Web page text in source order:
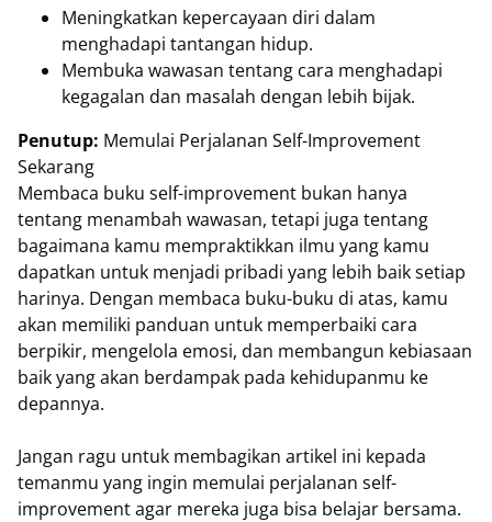
Meningkatkan kepercayaan diri dalam
menghadapi tantangan hidup.
Membuka wawasan tentang cara menghadapi
kegagalan dan masalah dengan lebih bijak.
Penutup: Memulai Perjalanan Self-Improvement
Sekarang
Membaca buku self-improvement bukan hanya
tentang menambah wawasan, tetapi juga tentang
bagaimana kamu mempraktikkan ilmu yang kamu
dapatkan untuk menjadi pribadi yang lebih baik setiap
harinya. Dengan membaca buku-buku di atas, kamu
akan memiliki panduan untuk memperbaiki cara
berpikir, mengelola emosi, dan membangun kebiasaan
baik yang akan berdampak pada kehidupanmu ke
depannya.
Jangan ragu untuk membagikan artikel ini kepada
temanmu yang ingin memulai perjalanan self-
improvement agar mereka juga bisa belajar bersama.